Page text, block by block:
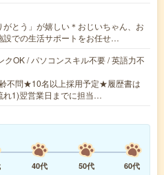
がとう」が嬉しい＊おじいちゃん、お
設での生活サポートをお任せ…
クOK / パソコンスキル不要 / 英語力不
不問★10名以上採用予定★履歴書は
1)翌営業日までに担当…
40代 50代
60代